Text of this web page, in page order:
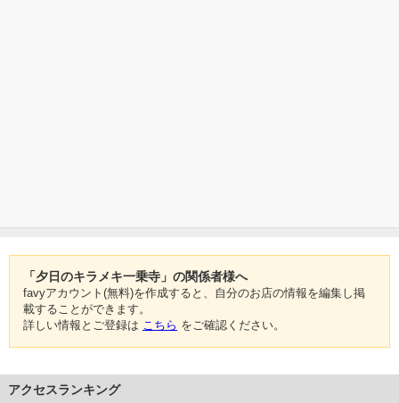
「夕日のキラメキ一乗寺」の関係者様へ
favyアカウント(無料)を作成すると、自分のお店の情報を編集し掲
載することができます。
詳しい情報とご登録は こちら をご確認ください。
アクセスランキング